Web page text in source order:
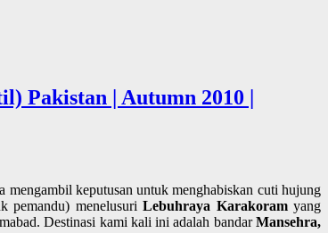
Pakistan | Autumn 2010 |
mengambil keputusan untuk menghabiskan cuti hujung
pemandu) menelusuriLebuhraya Karakoramyang
Destinasi kami kali ini adalah bandarMansehra,